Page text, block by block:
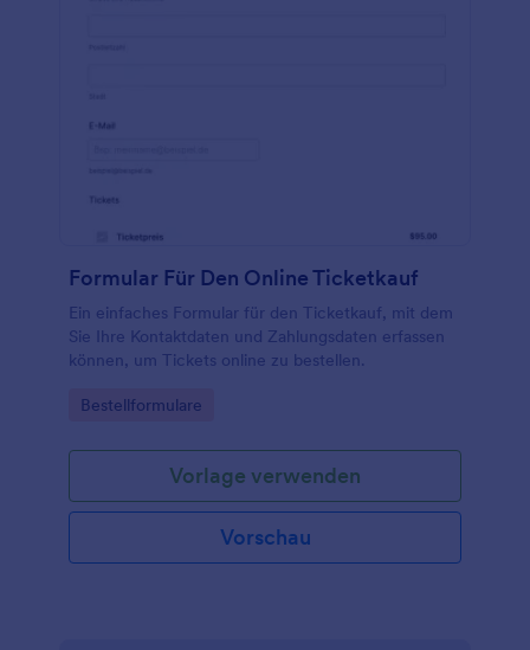
Formular Für Den Online Ticketkauf
Ein einfaches Formular für den Ticketkauf, mit dem
Sie Ihre Kontaktdaten und Zahlungsdaten erfassen
können, um Tickets online zu bestellen.
Go to Category:
Bestellformulare
Vorlage verwenden
Vorschau